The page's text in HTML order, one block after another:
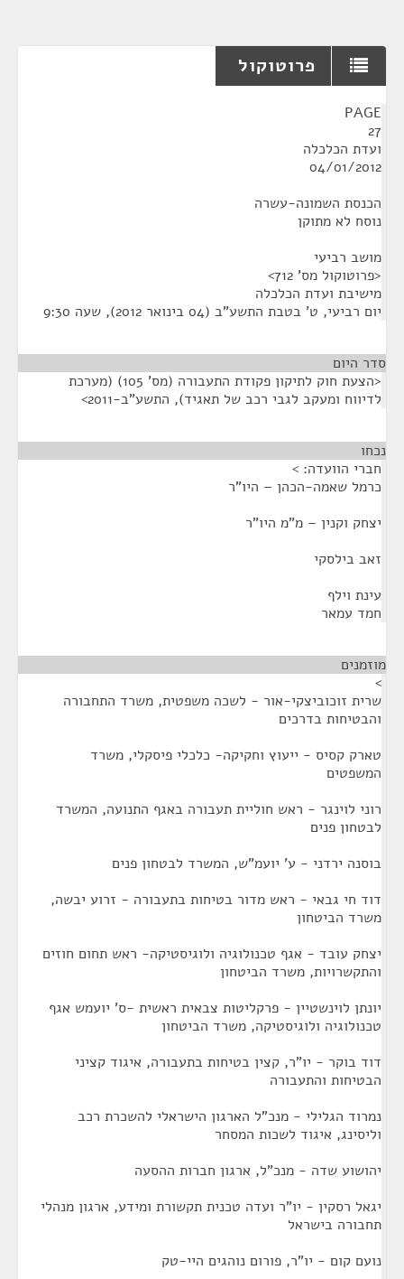
פרוטוקול
PAGE
27
ועדת הכלכלה
04/01/2012
הכנסת השמונה-עשרה
נוסח לא מתוקן
מושב רביעי
<פרוטוקול מס' 712>
מישיבת ועדת הכלכלה
יום רביעי, ט' בטבת התשע"ב (04 בינואר 2012), שעה 9:30
סדר היום
<הצעת חוק לתיקון פקודת התעבורה (מס' 105) (מערכת
לדיווח ומעקב לגבי רכב של תאגיד), התשע"ב-2011>
נכחו
חברי הוועדה: >
כרמל שאמה-הכהן – היו"ר
יצחק וקנין – מ"מ היו"ר
זאב בילסקי
עינת וילף
חמד עמאר
מוזמנים
>
שרית זוכוביצקי-אור - לשכה משפטית, משרד התחבורה
והבטיחות בדרכים
טארק קסיס - ייעוץ וחקיקה- כלכלי פיסקלי, משרד
המשפטים
רוני לוינגר - ראש חוליית תעבורה באגף התנועה, המשרד
לבטחון פנים
בוסנה ירדני - ע' יועמ"ש, המשרד לבטחון פנים
דוד חי גבאי - ראש מדור בטיחות בתעבורה - זרוע יבשה,
משרד הביטחון
יצחק עובד - אגף טכנולוגיה ולוגיסטיקה- ראש תחום חוזים
והתקשרויות, משרד הביטחון
יונתן לוינשטיין - פרקליטות צבאית ראשית -ס' יועמש אגף
טכנולוגיה ולוגיסטיקה, משרד הביטחון
דוד בוקר - יו"ר, קצין בטיחות בתעבורה, איגוד קציני
הבטיחות והתעבורה
נמרוד הגלילי - מנכ"ל הארגון הישראלי להשכרת רכב
וליסינג, איגוד לשכות המסחר
יהושוע שדה - מנכ"ל, ארגון חברות ההסעה
יגאל רסקין - יו"ר ועדה טכנית תקשורת ומידע, ארגון מנהלי
תחבורה בישראל
נועם קום - יו"ר, פורום נוהגים היי-טק